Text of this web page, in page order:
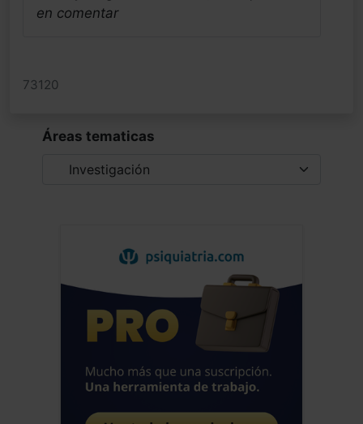
en comentar
73120
Áreas tematicas